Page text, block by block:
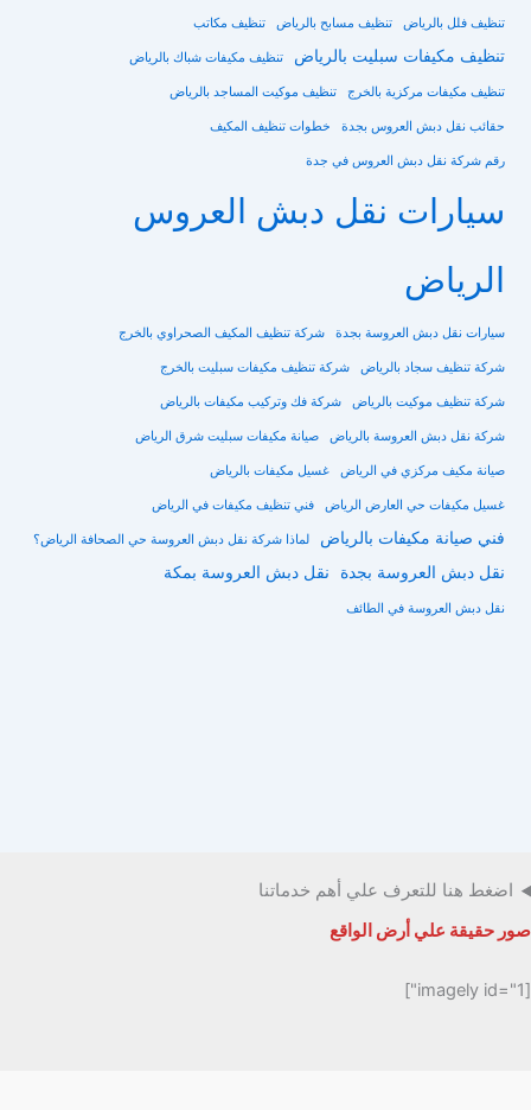
تنظيف فلل بالرياض تنظيف مسابح بالرياض تنظيف مكاتب
تنظيف مكيفات سبليت بالرياض تنظيف مكيفات شباك بالرياض
تنظيف مكيفات مركزية بالخرج تنظيف موكيت المساجد بالرياض
حقائب نقل دبش العروس بجدة خطوات تنظيف المكيف
رقم شركة نقل دبش العروس في جدة
سيارات نقل دبش العروس
الرياض
سيارات نقل دبش العروسة بجدة شركة تنظيف المكيف الصحراوي بالخرج
شركة تنظيف سجاد بالرياض شركة تنظيف مكيفات سبليت بالخرج
شركة تنظيف موكيت بالرياض شركة فك وتركيب مكيفات بالرياض
شركة نقل دبش العروسة بالرياض صيانة مكيفات سبليت شرق الرياض
صيانة مكيف مركزي في الرياض غسيل مكيفات بالرياض
غسيل مكيفات حي العارض الرياض فني تنظيف مكيفات في الرياض
فني صيانة مكيفات بالرياض لماذا شركة نقل دبش العروسة حي الصحافة الرياض؟
نقل دبش العروسة بجدة نقل دبش العروسة بمكة
نقل دبش العروسة في الطائف
اضغط هنا للتعرف علي أهم خدماتنا
صور حقيقة علي أرض الواقع
[imagely id="1"]